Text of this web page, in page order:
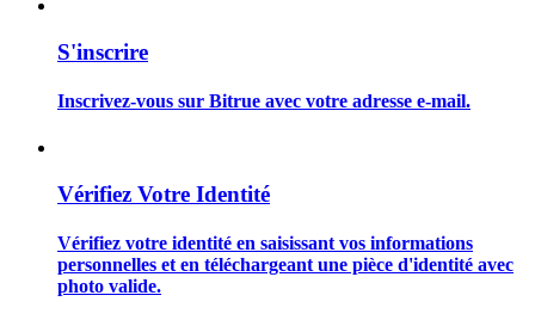
Guide
S'inscrire
Inscrivez-vous sur Bitrue avec votre adresse e-mail.
Vérifiez Votre Identité
Vérifiez votre identité en saisissant vos informations
personnelles et en téléchargeant une pièce d'identité avec
photo valide.